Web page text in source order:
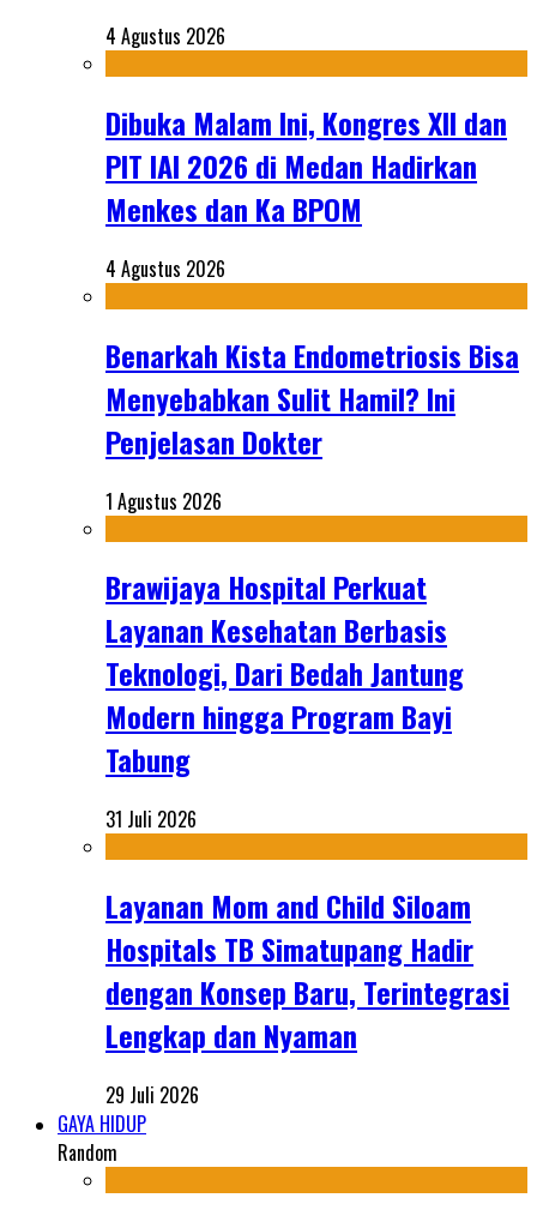
4 Agustus 2026
Dibuka Malam Ini, Kongres XII dan
PIT IAI 2026 di Medan Hadirkan
Menkes dan Ka BPOM
4 Agustus 2026
Benarkah Kista Endometriosis Bisa
Menyebabkan Sulit Hamil? Ini
Penjelasan Dokter
1 Agustus 2026
Brawijaya Hospital Perkuat
Layanan Kesehatan Berbasis
Teknologi, Dari Bedah Jantung
Modern hingga Program Bayi
Tabung
31 Juli 2026
Layanan Mom and Child Siloam
Hospitals TB Simatupang Hadir
dengan Konsep Baru, Terintegrasi
Lengkap dan Nyaman
29 Juli 2026
GAYA HIDUP
Random